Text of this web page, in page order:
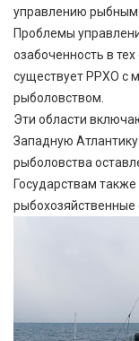
управлению рыбным
Проблемы
озабоченность в
существует РРХО с
рыболовством.
Эти области
Западную
рыболовства
Государствам
рыбохозяйственные